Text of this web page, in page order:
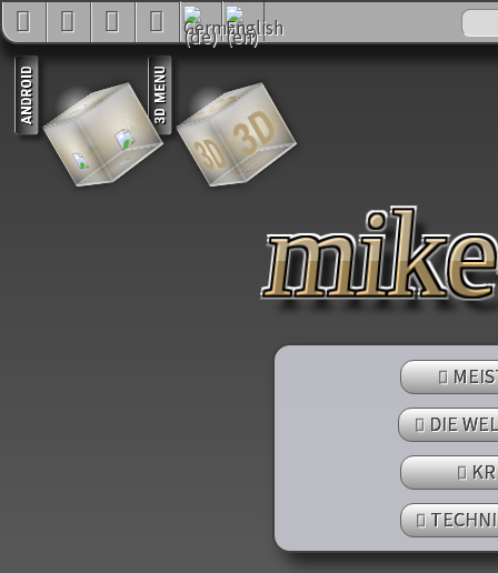
3D
3D3D
3D
3D
3D
DIE